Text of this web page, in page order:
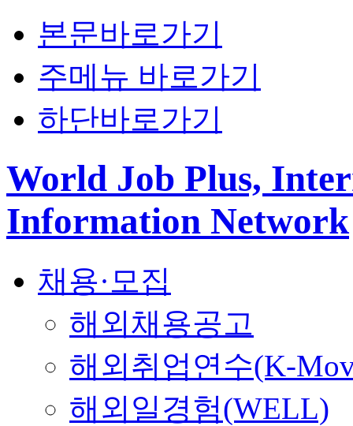
본문바로가기
주메뉴 바로가기
하단바로가기
World Job Plus,
Information Network
채용·모집
해외채용공고
해외취업연수(K-
해외일경험(WELL)